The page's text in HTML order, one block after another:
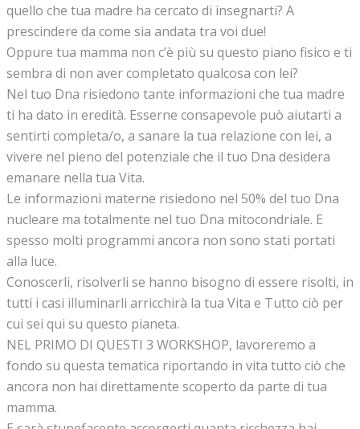
quello che tua madre ha cercato di insegnarti? A
prescindere da come sia andata tra voi due!
Oppure tua mamma non c’è più su questo piano fisico e ti
sembra di non aver completato qualcosa con lei?
Nel tuo Dna risiedono tante informazioni che tua madre
ti ha dato in eredità. Esserne consapevole può aiutarti a
sentirti completa/o, a sanare la tua relazione con lei, a
vivere nel pieno del potenziale che il tuo Dna desidera
emanare nella tua Vita.
Le informazioni materne risiedono nel 50% del tuo Dna
nucleare ma totalmente nel tuo Dna mitocondriale. E
spesso molti programmi ancora non sono stati portati
alla luce.
Conoscerli, risolverli se hanno bisogno di essere risolti, in
tutti i casi illuminarli arricchirà la tua Vita e Tutto ciò per
cui sei qui su questo pianeta.
NEL PRIMO DI QUESTI 3 WORKSHOP, lavoreremo a
fondo su questa tematica riportando in vita tutto ciò che
ancora non hai direttamente scoperto da parte di tua
mamma.